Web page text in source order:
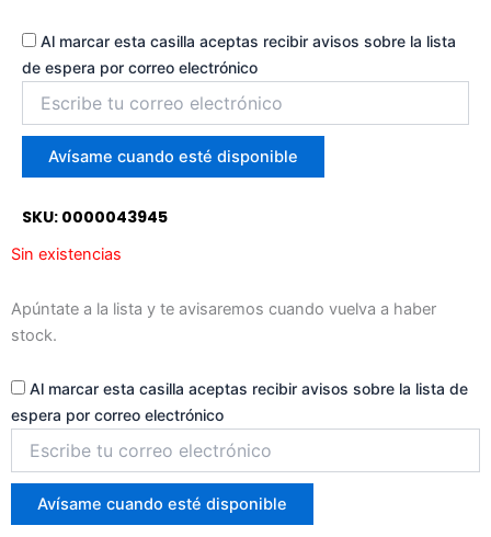
Al marcar esta casilla aceptas recibir avisos sobre la lista
de espera por correo electrónico
correo
para
unirte
la
lista
de
Avísame cuando esté disponible
SKU: 0000043945
Sin existencias
Apúntate a la lista y te avisaremos cuando vuelva a haber
stock.
Al marcar esta casilla aceptas recibir avisos sobre la lista de
espera por correo electrónico
correo
para
unirte
Avísame cuando esté disponible